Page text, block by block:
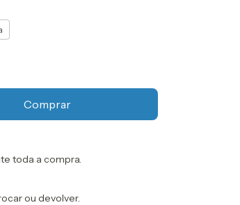
toda a compra.
ou devolver.